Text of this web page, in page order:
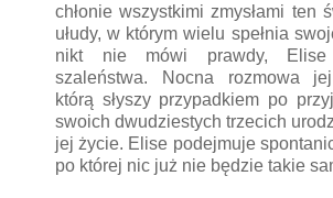
chłonie wszystkimi zmysłami ten
ułudy, w którym wielu spełnia
nikt nie mówi prawdy,
szaleństwa. Nocna rozmowa jej
którą słyszy przypadkiem po
swoich dwudziestych trzecich
jej życie. Elise podejmuje
po której nic już nie będzie takie